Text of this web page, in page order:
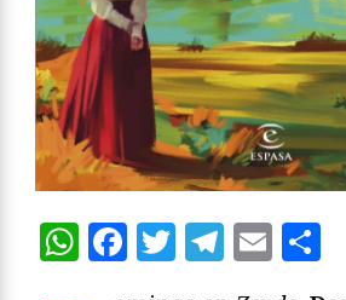
WhatsApp
Facebook
Twitter